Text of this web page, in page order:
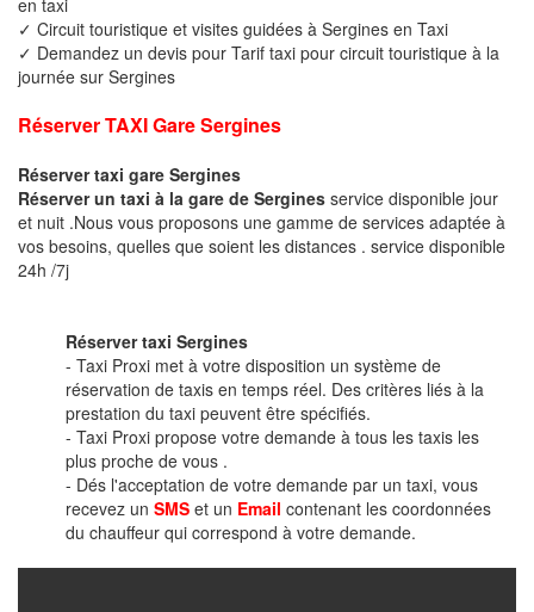
✓ Circuit touristique et visites guidées à Sergines en Taxi
✓ Demandez un devis pour Tarif taxi pour circuit touristique à la
journée sur Sergines
Réserver TAXI Gare Sergines
Réserver taxi gare Sergines
Réserver un taxi à la gare de Sergines service disponible jour
et nuit .Nous vous proposons une gamme de services adaptée à
vos besoins, quelles que soient les distances . service disponible
24h /7j
Réserver taxi Sergines
- Taxi Proxi met à votre disposition un système de
réservation de taxis en temps réel. Des critères liés à la
prestation du taxi peuvent être spécifiés.
- Taxi Proxi propose votre demande à tous les taxis les
plus proche de vous .
- Dés l'acceptation de votre demande par un taxi, vous
recevez un SMS et un Email contenant les coordonnées
du chauffeur qui correspond à votre demande.